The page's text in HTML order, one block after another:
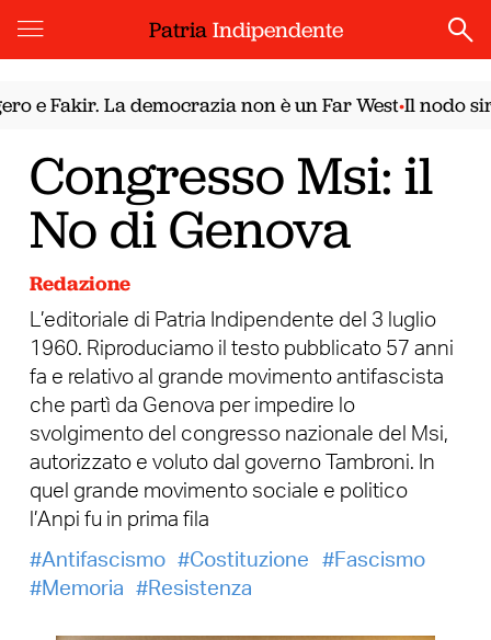
PatriaIndipendente
e Fakir. La democrazia non è un Far West•Il nodo
Congresso Msi: il
No di Genova
Redazione
L’editoriale di Patria Indipendente del 3 luglio
1960. Riproduciamo il testo pubblicato 57 anni
fa e relativo al grande movimento antifascista
che partì da Genova per impedire lo
svolgimento del congresso nazionale del Msi,
autorizzato e voluto dal governo Tambroni. In
quel grande movimento sociale e politico
l’Anpi fu in prima fila
Antifascismo
Costituzione
Fascismo
Memoria
Resistenza